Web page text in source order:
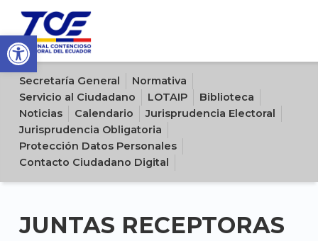
Open toolbar
Sitio oficial del Tribunal Contencioso Electoral del Ecuador
Secretaría General
Normativa
Servicio al Ciudadano
LOTAIP
Biblioteca
Noticias
Calendario
Jurisprudencia Electoral
Jurisprudencia Obligatoria
Protección Datos Personales
Contacto Ciudadano Digital
JUNTAS RECEPTORAS